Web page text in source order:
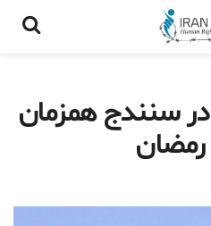
سنندج همزمان
رمضان